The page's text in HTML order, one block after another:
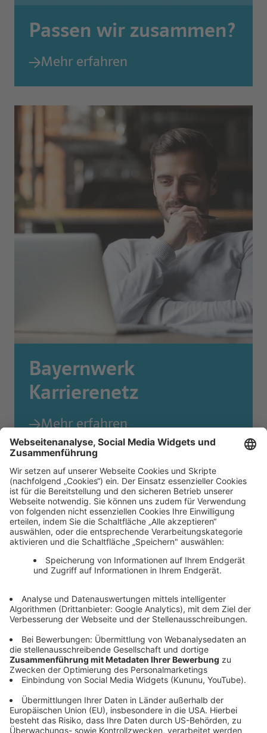
Passen wir zusammen?
Mehr erfahren
Bayernwerk
Karrierenetz
Mehr erfahren
Nicht der richtige Job dabei? Wir sind das Bayernwerk und Part
von
→ Zu den E.ON Jobs
Newsroom